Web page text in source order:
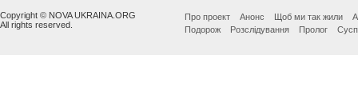
Copyright © NOVA UKRAINA.ORG
All rights reserved.
Про проект Анонс Щоб ми так жили
Подорож
Розслідування Пролог